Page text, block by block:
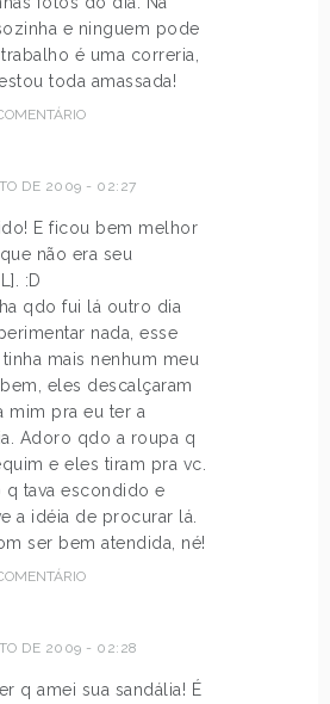
e ninguem pode
é uma correria,
toda amassada!
DE 2009 - 02:27
E ficou bem melhor
não era seu
:D
qdo fui lá outro dia
nada, esse
mais nenhum meu
eles descalçaram
mim pra eu ter a
Adoro qdo a roupa q
e eles tiram pra vc.
q tava escondido e
a idéia de procurar lá.
ser bem atendida, né!
DE 2009 - 02:28
q amei sua sandália! É